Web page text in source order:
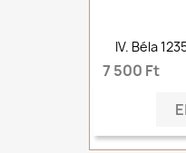
IV. Béla
7 500 Ft